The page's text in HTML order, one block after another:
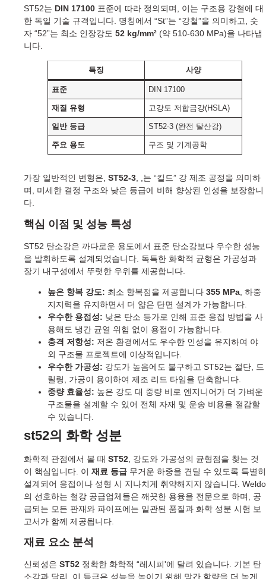
ST52는 DIN 17100 표준에 따라 정의되며, 이는 구조용 강철에 대
한 독일 기술 규격입니다. 명칭에서 “St”는 “강철”을 의미하고, 숫
자 “52”는 최소 인장강도 52 kg/mm² (약 510-630 MPa)을 나타냅
니다.
특징 사양
표준 DIN 17100
재질 유형 고강도 저합금강(HSLA)
일반 등급 ST52-3 (완전 탈산강)
주요 용도 구조 및 기계공학
가장 일반적인 변형은, ST52-3 , ,는 “킬드” 강 제조 공정을 의미하
며, 미세한 결정 구조와 낮은 등급에 비해 향상된 인성을 보장합니
다.
핵심 이점 및 성능 특성
ST52 탄소강은 까다로운 용도에서 표준 탄소강보다 우수한 성능
을 발휘하도록 설계되었습니다. 독특한 화학적 균형은 가공성과
장기 내구성에서 뚜렷한 우위를 제공합니다.
높은 항복 강도: 최소 항복점을 제공합니다 355 MPa , 하중
지지력을 유지하면서 더 얇은 단면 설계가 가능합니다.
우수한 용접성: 낮은 탄소 등가로 인해 표준 용접 방법을 사
용해도 냉간 균열 위험 없이 용접이 가능합니다.
충격 저항성: 저온 환경에서도 우수한 인성을 유지하여 야
외 구조물 프로젝트에 이상적입니다.
우수한 가공성: 강도가 높음에도 불구하고 ST52는 절단, 드
릴링, 가공이 용이하여 제조 리드 타임을 단축합니다.
중량 효율성: 높은 강도 대 중량 비로 엔지니어가 더 가벼운
구조물을 설계할 수 있어 전체 자재 및 운송 비용을 절감할
수 있습니다.
st52의 화학 성분
화학적 관점에서 볼 때 ST52 , 강도와 가공성의 균형점을 찾는 것
이 핵심입니다. 이 재료 등급 무거운 하중을 견딜 수 있도록 특별히
설계되어 용접이나 성형 시 지나치게 취약해지지 않습니다. Weldo
의 선호하는 철강 공급업체들은 깨끗한 용융을 전문으로 하며, 공
급되는 모든 판재와 파이프에는 일관된 품질과 화학 성분 시험 보
고서가 함께 제공됩니다.
재료 요소 분석
신뢰성은 ST52 정확한 화학적 “레시피'에 달려 있습니다. 기본 탄
소강과 달리, 이 등급은 성능을 높이기 위해 망간 함량을 더 높게